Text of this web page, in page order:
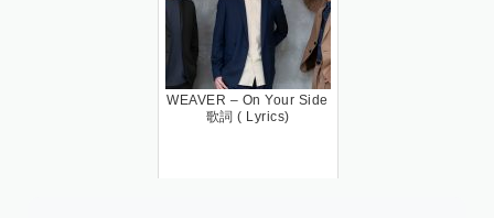
WEAVER – On Your Side
歌詞 ( Lyrics)